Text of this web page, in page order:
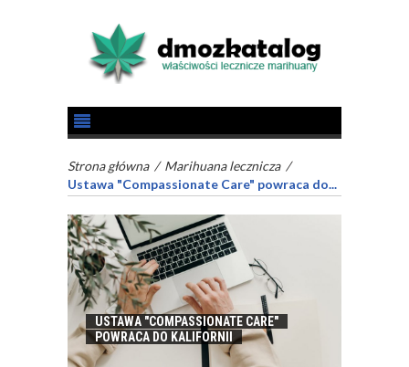
Strona główna / Marihuana lecznicza /
Ustawa "Compassionate Care" powraca do...
USTAWA "COMPASSIONATE CARE"
POWRACA DO KALIFORNII